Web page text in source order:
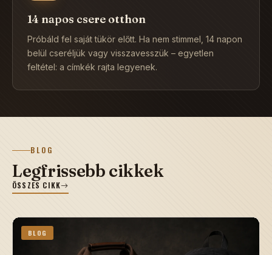
14 napos csere otthon
Próbáld fel saját tükör előtt. Ha nem stimmel, 14 napon
belül cseréljük vagy visszavesszük – egyetlen
feltétel: a címkék rajta legyenek.
BLOG
Legfrissebb cikkek
ÖSSZES CIKK
BLOG